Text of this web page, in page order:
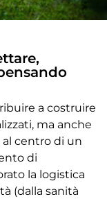
a costruire
ma anche
centro di un
di
la logistica
(dalla sanità